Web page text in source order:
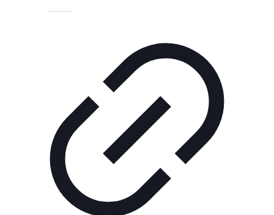
Технологии
читателя
Блокчейн
О
нас
Помощь
проекту